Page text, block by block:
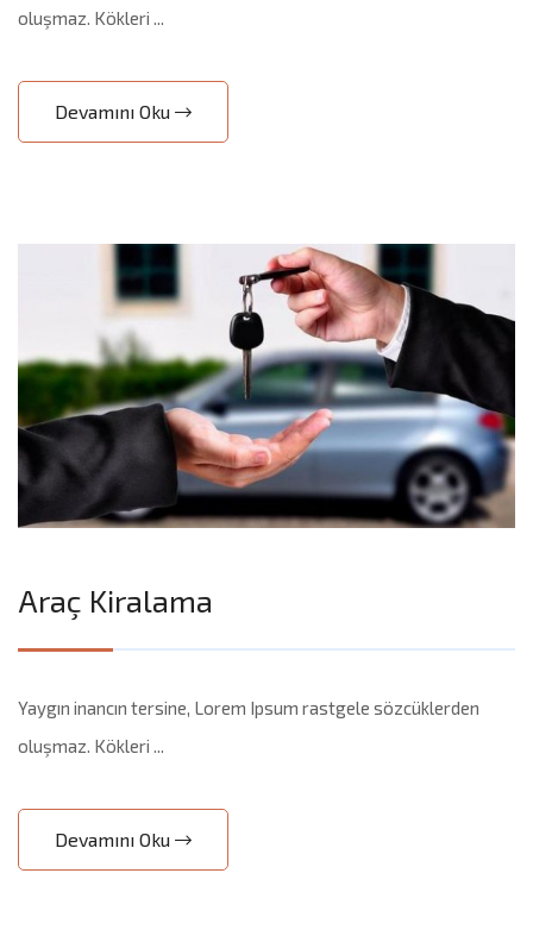
oluşmaz. Kökleri ...
Devamını Oku
Araç Kiralama
Yaygın inancın tersine, Lorem Ipsum rastgele sözcüklerden
oluşmaz. Kökleri ...
Devamını Oku